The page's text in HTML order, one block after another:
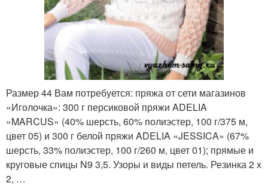
Размер 44 Вам потребуется: пряжа от сети магазинов
«Иголочка»: 300 г персиковой пряжи ADELIA
«MARCUS» (40% шерсть, 60% полиэстер, 100 г/375 м,
цвет 05) и 300 г белой пряжи ADELIA «JESSICA» (67%
шерсть, 33% полиэстер, 100 г/260 м, цвет 01); прямые и
круговые спицы N9 3,5. Узоры и виды петель. Резинка 2 х
2, …